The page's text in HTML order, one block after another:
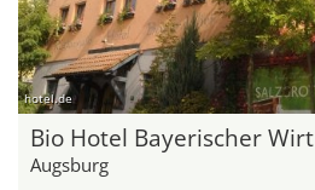
hotel.de
Bio Hotel Bayerischer Wirt
Augsburg